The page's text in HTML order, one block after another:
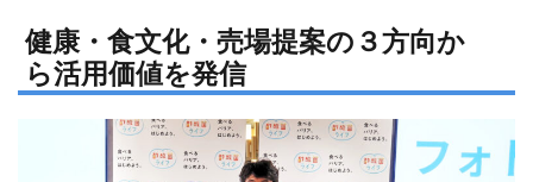
e
c
e
b
o
健康・食文化・売場提案の３方向か
ら活用価値を発信